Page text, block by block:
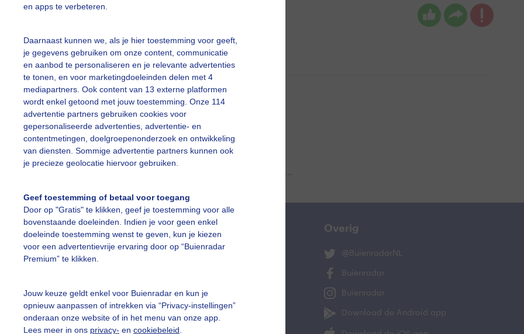
en apps te verbeteren.
Daarnaast kunnen we, als je hier toestemming voor geeft,
je gegevens gebruiken om onze content, communicatie
en aanbod te personaliseren en je relevante advertenties
te tonen, en voor marketingdoeleinden delen met 4
mediapartners. Ook content van 13 externe platformen
wordt enkel getoond met jouw toestemming. Onze 114
advertentie partners gebruiken cookies voor
gepersonaliseerde advertenties, advertentie- en
contentmetingen, doelgroepenonderzoek en ontwikkeling
van diensten. Sommige advertentie partners kunnen ook
je precieze geolocatie hiervoor gebruiken.
Geef toestemming of betaal voor toegang
Door op "Gratis" te klikken, geef je toestemming voor alle
bovenstaande doeleinden. Indien je voor geen enkel
doeleinde toestemming wenst te geven, kun je kiezen
voor een advertentievrije ervaring door op “Buienradar
Premium” te klikken.
Jouw keuze geldt enkel voor Buienradar en kun je
opnieuw aanpassen of intrekken via “Privacy-instellingen”
onderaan onze website of in het menu van onze app.
Lees meer in ons privacy- en cookiebeleid
Meibloempje
slideshow
vragen
Mijn weer
De Bilt
Overig
@BuienradarNL
Buienradar
Buienradar
Download de Android app